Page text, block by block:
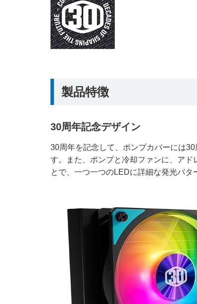
製品特徴
30周年記念デザイン
30周年を記念して、ポンプカバーには
す。また、ポンプと冷却ファンに、アド
とで、一つ一つのLEDに詳細な発光パタ